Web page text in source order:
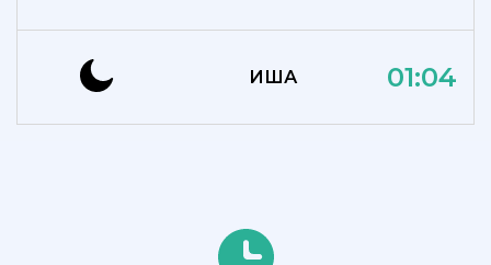
ИША 01:04